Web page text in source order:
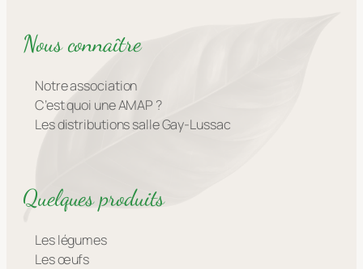
Nous connaître
Notre association
C’est quoi une AMAP ?
Les distributions salle Gay-Lussac
Quelques produits
Les légumes
Les œufs